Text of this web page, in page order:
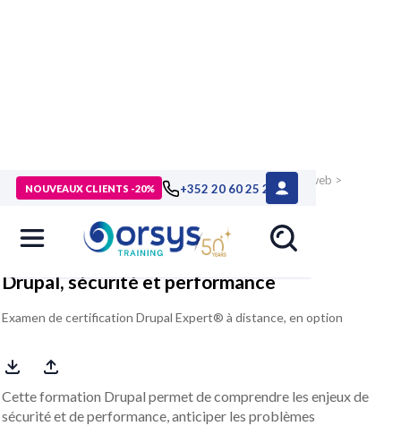
NOUVEAUX CLIENTS -20% +352 20 60 25 26
> Formations>Technologies numériques Technologies web >
Gestion de contenus, CMS>Formation Drupal, sécurité et
Drupal, sécurité et performance
Examen de certification Drupal Expert® à distance, en option
Cette formation Drupal permet de comprendre les enjeux de
sécurité et de performance, anticiper les problèmes